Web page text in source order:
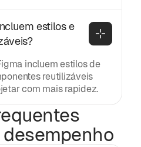
estilos e
incluem estilos de
reutilizáveis
com mais rapidez.
desempenho